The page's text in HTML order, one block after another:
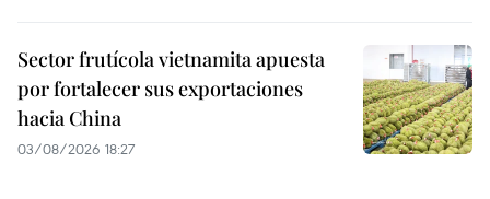
Sector frutícola vietnamita apuesta
por fortalecer sus exportaciones
hacia China
03/08/2026 18:27